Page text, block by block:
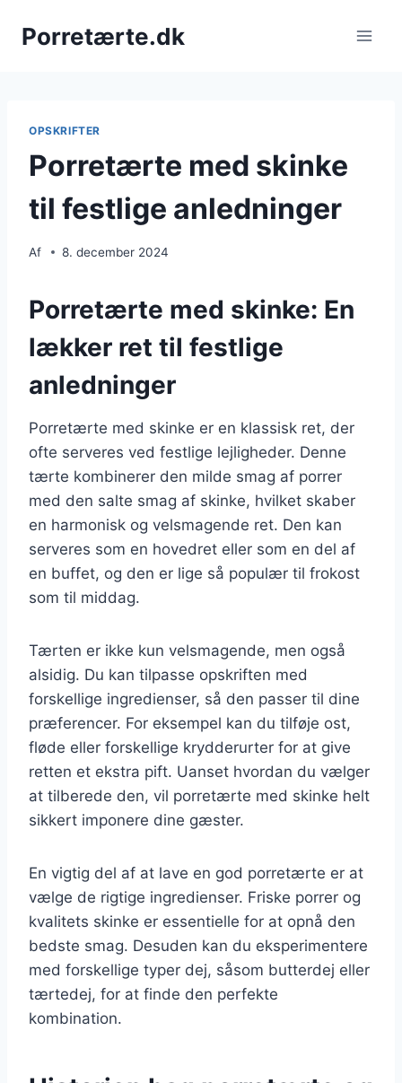
Porretærte.dk
OPSKRIFTER
Porretærte med skinke
til festlige anledninger
Af 8. december 2024
Porretærte med skinke: En
lækker ret til festlige
anledninger
Porretærte med skinke er en klassisk ret, der
ofte serveres ved festlige lejligheder. Denne
tærte kombinerer den milde smag af porrer
med den salte smag af skinke, hvilket skaber
en harmonisk og velsmagende ret. Den kan
serveres som en hovedret eller som en del af
en buffet, og den er lige så populær til frokost
som til middag.
Tærten er ikke kun velsmagende, men også
alsidig. Du kan tilpasse opskriften med
forskellige ingredienser, så den passer til dine
præferencer. For eksempel kan du tilføje ost,
fløde eller forskellige krydderurter for at give
retten et ekstra pift. Uanset hvordan du vælger
at tilberede den, vil porretærte med skinke helt
sikkert imponere dine gæster.
En vigtig del af at lave en god porretærte er at
vælge de rigtige ingredienser. Friske porrer og
kvalitets skinke er essentielle for at opnå den
bedste smag. Desuden kan du eksperimentere
med forskellige typer dej, såsom butterdej eller
tærtedej, for at finde den perfekte
kombination.